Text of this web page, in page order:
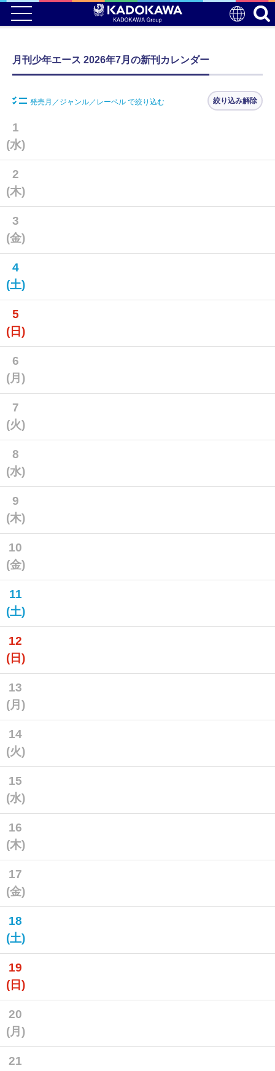
月刊少年エース 2026年7月の新刊カレンダー
発売月／ジャンル／レーベル で絞り込む 絞り込み解除
1
(水)
2
(木)
3
(金)
4
(土)
5
(日)
6
(月)
7
(火)
8
(水)
9
(木)
10
(金)
11
(土)
12
(日)
13
(月)
14
(火)
15
(水)
16
(木)
17
(金)
18
(土)
19
(日)
20
(月)
21